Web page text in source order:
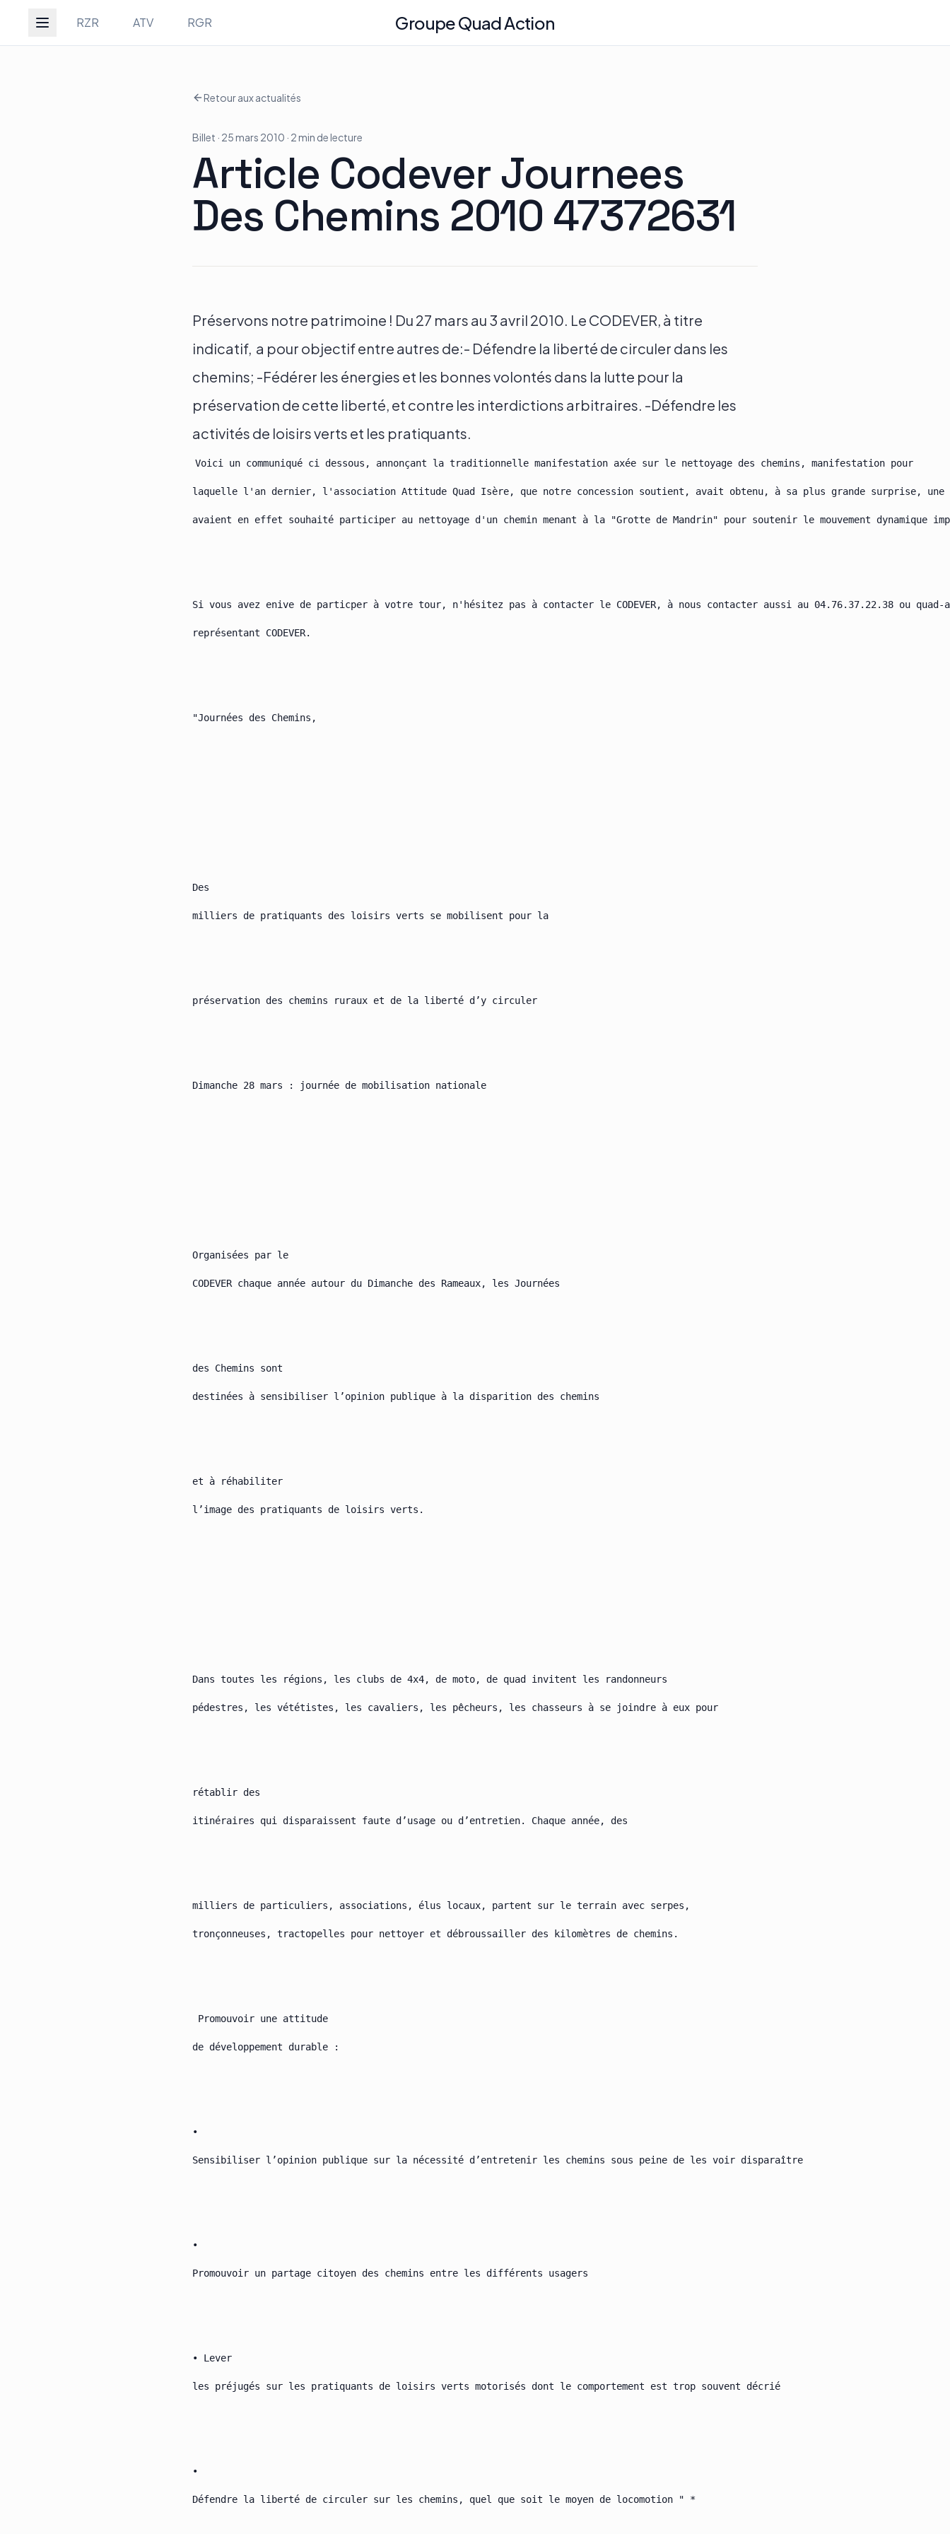
RZR ATV RGR Groupe Quad Action
Groupe Quad Action
Retour aux actualités
Billet · 25 mars 2010 · 2 min de lecture
Article Codever Journees
Des Chemins 2010 47372631
Préservons notre patrimoine ! Du 27 mars au 3 avril 2010. Le CODEVER, à titre
indicatif, a pour objectif entre autres de:- Défendre la liberté de circuler dans les
chemins; -Fédérer les énergies et les bonnes volontés dans la lutte pour la
préservation de cette liberté, et contre les interdictions arbitraires. -Défendre les
activités de loisirs verts et les pratiquants.
Voici un communiqué ci dessous, annonçant la traditionnelle manifestation axée sur le nettoyage des chemins, manifestation pour
laquelle l'an dernier, l'association Attitude Quad Isère, que notre concession soutient, avait obtenu, à sa plus grande surprise, une
avaient en effet souhaité participer au nettoyage d'un chemin menant à la "Grotte de Mandrin" pour soutenir le mouvement dynamique
Si vous avez enive de particper à votre tour, n'hésitez pas à contacter le CODEVER, à nous contacter aussi au 04.76.37.22.38 ou
représentant CODEVER.
"Journées des Chemins,
Des
milliers de pratiquants des loisirs verts se mobilisent pour la
préservation des chemins ruraux et de la liberté d’y circuler
Dimanche 28 mars : journée de mobilisation nationale
Organisées par le
CODEVER chaque année autour du Dimanche des Rameaux, les Journées
des Chemins sont
destinées à sensibiliser l’opinion publique à la disparition des chemins
et à réhabiliter
l’image des pratiquants de loisirs verts.
Dans toutes les régions, les clubs de 4x4, de moto, de quad invitent les randonneurs
pédestres, les vététistes, les cavaliers, les pêcheurs, les chasseurs à se joindre à eux pour
rétablir des
itinéraires qui disparaissent faute d’usage ou d’entretien. Chaque année, des
milliers de particuliers, associations, élus locaux, partent sur le terrain avec serpes,
tronçonneuses, tractopelles pour nettoyer et débroussailler des kilomètres de chemins.
Promouvoir une attitude
de développement durable :
•
Sensibiliser l’opinion publique sur la nécessité d’entretenir les chemins sous peine de les voir disparaître
•
Promouvoir un partage citoyen des chemins entre les différents usagers
• Lever
les préjugés sur les pratiquants de loisirs verts motorisés dont le comportement est trop souvent décrié
•
Défendre la liberté de circuler sur les chemins, quel que soit le moyen de locomotion " *